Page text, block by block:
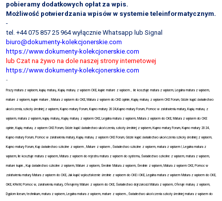
pobieramy dodatkowych opłat za wpis.
Możliwość potwierdzania wpisów w systemie teleinformatycznym.
-
tel. +44 075 857 25 964 wyłącznie Whatsapp lub Signal
biuro@dokumenty-kolekcjonerskie.com
https://www.dokumenty-kolekcjonerskie.com
lub Czat na żywo na dole naszej strony internetowej
https://www.dokumenty-kolekcjonerskie.com
-
Frazy matura z wpisem, kupię maturę, Kupię maturę z wpisem CKE, kupie mature z wpisem , ile kosztuje matura z wpisem, Legalna matura z wpisem,
mature z wpisem, kupie mature , Matura z wpisem do CKE, Matura z wpisem do CKE opinie, Kupię maturę z wpisem CKE Forum, Gdzie kupić świadectwo
ukończenia, szkoły średniej z wpisem, Kupno matury Forum, Kupno matury 2024,Kupno matury Forum, Pomoc w załatwieniu matury, Kupię maturę z
wpisem, matura z wpisem, kupię maturę, Kupię maturę z wpisem CKE, Legalna matura z wpisem, Matura z wpisem do CKE, Matura z wpisem do CKE
opinie, Kupię maturę z wpisem CKE Forum, Gdzie kupić świadectwo ukończenia, szkoły średniej z wpisem, Kupno matury Forum, Kupno matury 2024,
Kupno matury Forum, Pomoc w załatwieniu matury, Kupię maturę z wpisem CKE Forum, Gdzie kupić świadectwo ukończenia szkoły średniej z wpisem,
Kupno matury Forum, Kup świadectwo szkolne z wpisem , Mature z wpisem , Świadectwo szkolne z wpisem, matura z wpisem !, Legalna matura z
wpisem, Ile kosztuje matura z wpisem, Matura z wpisem do rejestru matura z wpisem do systemu, Świadectwo szkolne z wpisem, matura z wpisem,
mature kupie., Kup świadectwo szkolne z wpisem, Mature z wpisem, Średnie Matura z wpisem, Średnie z wpisem, Matura z wpisem CKE, Pomoc w
załatwieniu matury Matura z wpisem do CKE, Jak kupić wykształcenie średnie z wpisem do CKE i OKE, Legalna matura z wpisem Matura z wpisem do CKE,
OKE, KReM, Pomoc w, załatwieniu matury, Oferujemy Mature z wpisem do CKE, Świadectwo dojrzałości Matura z wpisem, Oferuje maturę z wpisem,
Dyplom liceum, technikum, matura z wpisem, Legalna matura z wpisem, mature z wpisem., Świadectwo ukończenia szkoły średniej matura z wpisem do